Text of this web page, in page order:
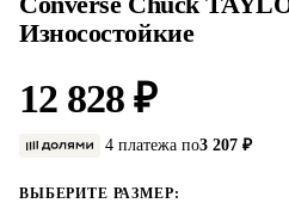
Износостойкие
12 828 ₽
4 платежа по3 207 ₽
ВЫБЕРИТЕ РАЗМЕР: